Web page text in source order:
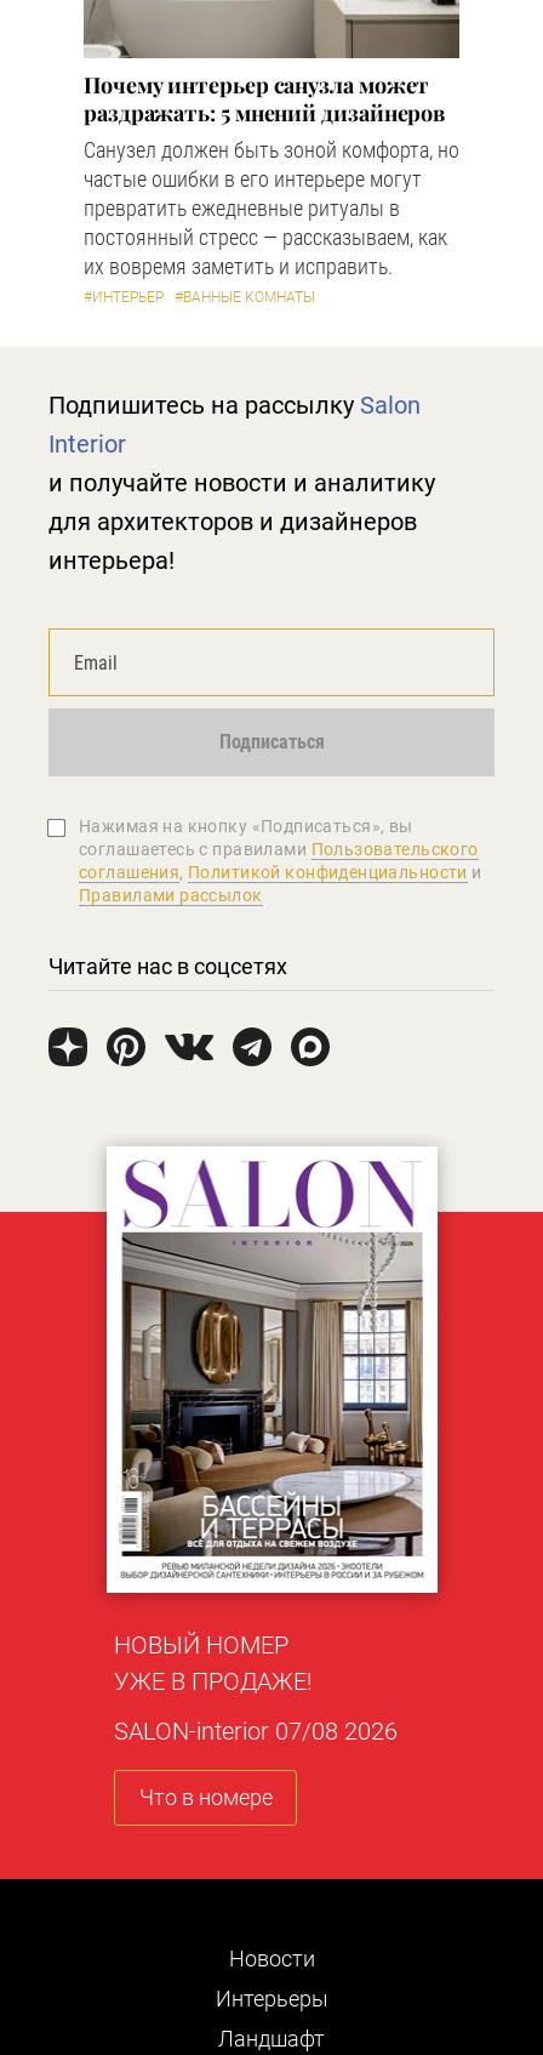
Почему интерьер санузла может
раздражать: 5 мнений дизайнеров
Санузел должен быть зоной комфорта, но
частые ошибки в его интерьере могут
превратить ежедневные ритуалы в
постоянный стресс — рассказываем, как
их вовремя заметить и исправить.
#ИНТЕРЬЕР #ВАННЫЕ КОМНАТЫ
Подпишитесь на рассылку Salon
Interior
и получайте новости и аналитику
для архитекторов и дизайнеров
интерьера!
Подписаться
Нажимая на кнопку «Подписаться», вы
соглашаетеcь с правилами Пользовательского
соглашения, Политикой конфиденциальности и
Правилами рассылок
Читайте нас в соцсетях
НОВЫЙ НОМЕР
УЖЕ В ПРОДАЖЕ!
SALON-interior 07/08 2026
Что в номере
Новости
Интерьеры
Ландшафт